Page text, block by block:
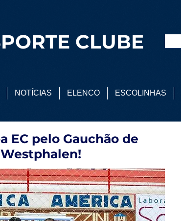
CLUBE
NOTÍCIAS ELENCO ESCOLINHAS
EC pelo Gauchão de